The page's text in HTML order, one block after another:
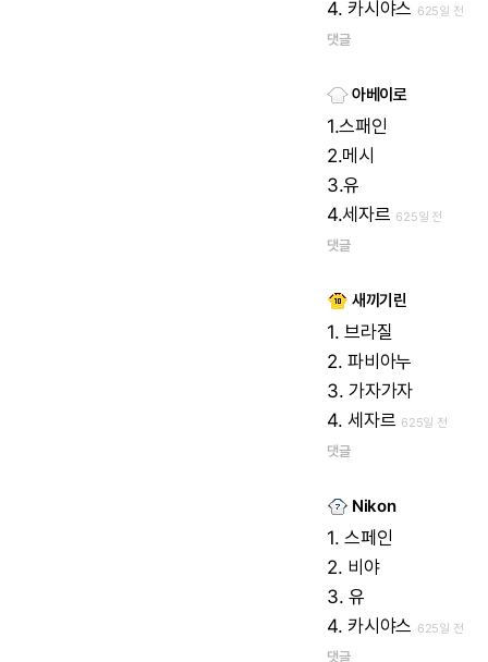
4. 카시야스 625일 전
댓글
아베이로
1.스패인
2.메시
3.유
4.세자르 625일 전
댓글
새끼기린
1. 브라질
2.파비아누
3.가자가자
4.세자르 625일 전
댓글
Nikon
1. 스페인
2. 비야
3.유
4. 카시야스 625일 전
댓글